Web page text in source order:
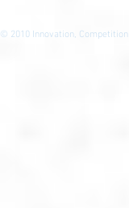
© 2010 Innovation,